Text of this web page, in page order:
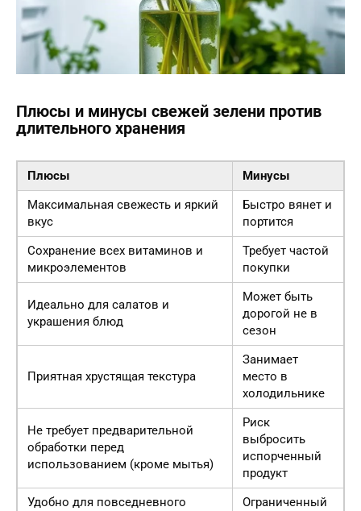
Плюсы и минусы свежей зелени против
длительного хранения
Плюсы
Минусы
Максимальная свежесть и яркий
вкус
Быстро вянет и
портится
Сохранение всех витаминов и
микроэлементов
Требует частой
покупки
Идеально для салатов и
украшения блюд
Может быть
дорогой не в
сезон
Приятная хрустящая текстура
Занимает
место в
холодильнике
Не требует предварительной
обработки перед
использованием (кроме мытья)
Риск
выбросить
испорченный
продукт
Удобно для повседневного
Ограниченный